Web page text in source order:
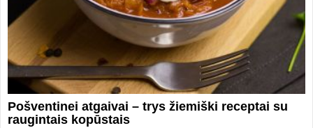
Pošventinei atgaivai – trys žiemiški receptai su
raugintais kopūstais